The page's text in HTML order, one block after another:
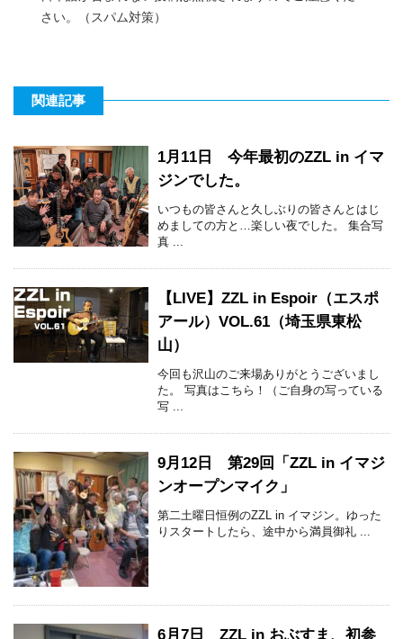
さい。（スパム対策）
関連記事
1月11日 今年最初のZZL in イマ
ジンでした。
いつもの皆さんと久しぶりの皆さんとはじ
めましての方と…楽しい夜でした。 集合写
真 ...
【LIVE】ZZL in Espoir（エスポ
アール）VOL.61（埼玉県東松
山）
今回も沢山のご来場ありがとうございまし
た。 写真はこちら！（ご自身の写っている
写 ...
9月12日 第29回「ZZL in イマジ
ンオープンマイク」
第二土曜日恒例のZZL in イマジン。ゆった
りスタートしたら、途中から満員御礼 ...
6月7日 ZZL in おぶすま、初参